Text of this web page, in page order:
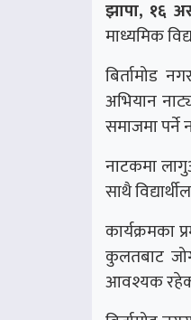
झापा, १६
माध्यमिक
बिर्तामोड
अभियान
समाजमा पर्ने
नाटकमा
साथै
कार्यक्रमका
कुलतबाट
आवश्यक रहेको